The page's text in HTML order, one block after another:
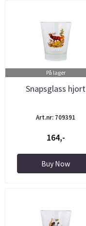
På lager
Snapsglass hjort
Art.nr: 709391
164,-
Buy Now